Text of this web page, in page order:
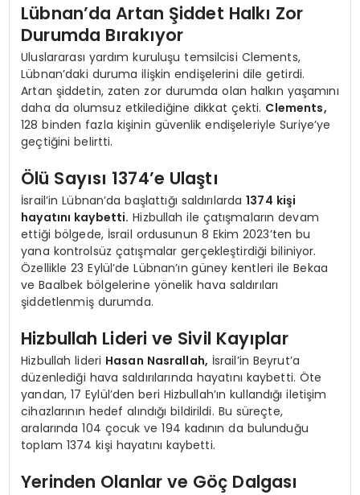
Lübnan’da Artan Şiddet Halkı Zor
Durumda Bırakıyor
Uluslararası yardım kuruluşu temsilcisi Clements,
Lübnan’daki duruma ilişkin endişelerini dile getirdi.
Artan şiddetin, zaten zor durumda olan halkın yaşamını
daha da olumsuz etkilediğine dikkat çekti. Clements,
128 binden fazla kişinin güvenlik endişeleriyle Suriye’ye
geçtiğini belirtti.
Ölü Sayısı 1374’e Ulaştı
İsrail’in Lübnan’da başlattığı saldırılarda1374 kişi
hayatını kaybetti. Hizbullah ile çatışmaların devam
ettiği bölgede, İsrail ordusunun 8 Ekim 2023’ten bu
yana kontrolsüz çatışmalar gerçekleştirdiği biliniyor.
Özellikle 23 Eylül’de Lübnan’ın güney kentleri ile Bekaa
ve Baalbek bölgelerine yönelik hava saldırıları
şiddetlenmiş durumda.
Hizbullah Lideri ve Sivil Kayıplar
Hizbullah lideri Hasan Nasrallah, İsrail’in Beyrut’a
düzenlediği hava saldırılarında hayatını kaybetti. Öte
yandan, 17 Eylül’den beri Hizbullah’ın kullandığı iletişim
cihazlarının hedef alındığı bildirildi. Bu süreçte,
aralarında 104 çocuk ve 194 kadının da bulunduğu
toplam 1374 kişi hayatını kaybetti.
Yerinden Olanlar ve Göç Dalgası